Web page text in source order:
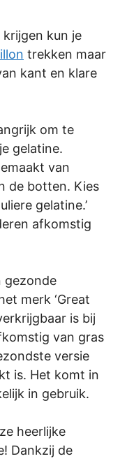
kun je
trekken maar
kant en klare
om te
gelatine.
van
de botten. Kies
gelatine.’
afkomstig
gezonde
merk ‘Great
is bij
van gras
versie
is. Het komt in
in gebruik.
heerlijke
Dankzij de